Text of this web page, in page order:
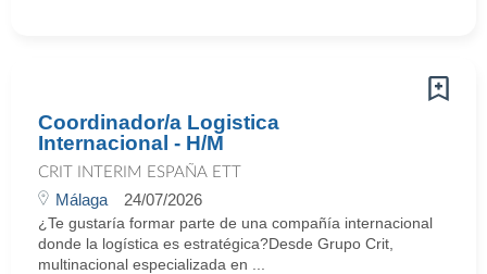
Coordinador/a Logistica
Internacional - H/M
CRIT INTERIM ESPAÑA ETT
Málaga 24/07/2026
¿Te gustaría formar parte de una compañía internacional
donde la logística es estratégica?Desde Grupo Crit,
multinacional especializada en ...